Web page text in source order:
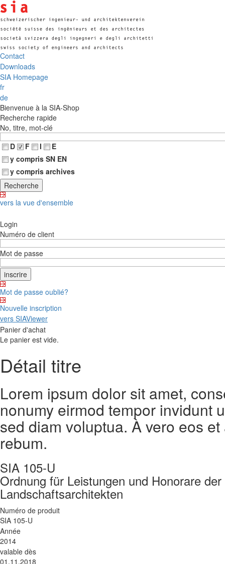
Contact
Downloads
SIA Homepage
fr
de
Bienvenue à la SIA-Shop
Recherche rapide
No, titre, mot-clé
D
F I
E
y compris SN EN
y compris archives
vers la vue d'ensemble
Login
Numéro de client
Mot de passe
Mot de passe oublié?
Nouvelle inscription
vers SIAViewer
Panier d'achat
Le panier est vide.
Détail titre
Lorem ipsum dolor sit amet,
nonumy eirmod tempor invidunt
sed diam voluptua. À vero eos
rebum.
SIA 105-U
Ordnung für Leistungen und Honorare
Landschaftsarchitekten
Numéro de produit
SIA 105-U
Année
2014
valable dès
01.11.2018